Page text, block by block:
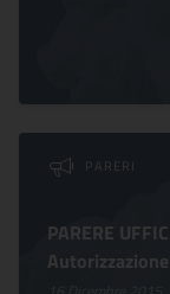
PARERI
PARERE